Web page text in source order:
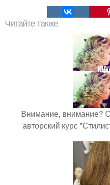
Читайте также
Внимание, внимание?
авторский курс